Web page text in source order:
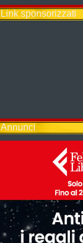
Link sponsorizzati
Annunci